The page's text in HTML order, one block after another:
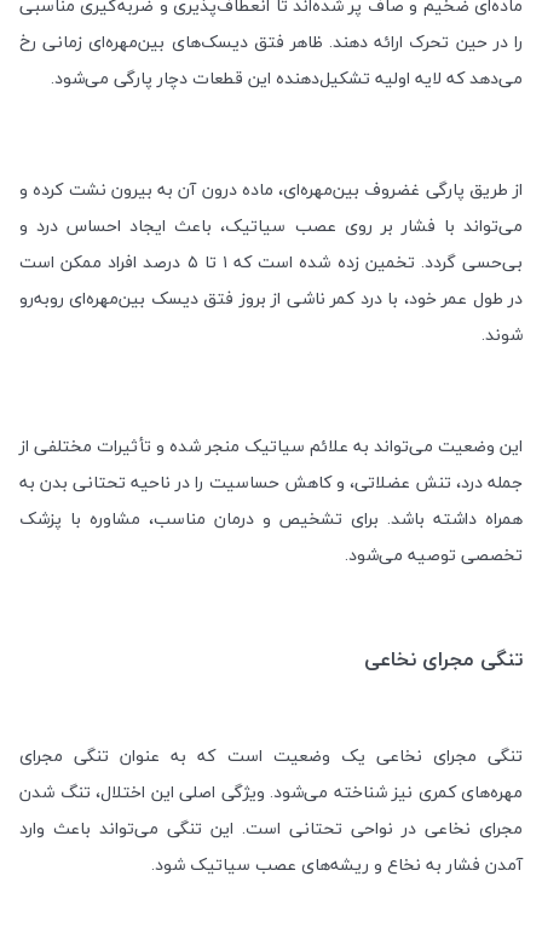
را در حین تحرک ارائه دهند. ظاهر فتق دیسک‌های بین‌مهره‌ای زمانی رخ
می‌دهد که لایه اولیه تشکیل‌دهنده این قطعات دچار پارگی می‌شود.
از طریق پارگی غضروف بین‌مهره‌ای، ماده درون آن به بیرون نشت کرده و
می‌تواند با فشار بر روی عصب سیاتیک، باعث ایجاد احساس درد و
بی‌حسی گردد. تخمین زده شده است که ۱ تا ۵ درصد افراد ممکن است
در طول عمر خود، با درد کمر ناشی از بروز فتق دیسک بین‌مهره‌ای روبه‌رو
شوند.
این وضعیت می‌تواند به علائم سیاتیک منجر شده و تأثیرات مختلفی از
جمله درد، تنش عضلاتی، و کاهش حساسیت را در ناحیه تحتانی بدن به
همراه داشته باشد. برای تشخیص و درمان مناسب، مشاوره با پزشک
تخصصی توصیه می‌شود.
تنگی مجرای نخاعی
تنگی مجرای نخاعی یک وضعیت است که به عنوان تنگی مجرای
مهره‌های کمری نیز شناخته می‌شود. ویژگی اصلی این اختلال، تنگ شدن
مجرای نخاعی در نواحی تحتانی است. این تنگی می‌تواند باعث وارد
آمدن فشار به نخاع و ریشه‌های عصب سیاتیک شود.